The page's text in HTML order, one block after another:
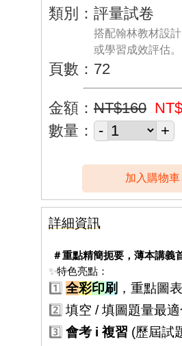
類別：評量試卷
搭配翰林教材設
或學習成效評估。
頁數：72
金額： NT$160
數量：
詳細資訊
＃重點精簡扼要，薄本講義
✨特色亮點：
1️⃣ 全彩印刷 ，重點圖
2️⃣ 填空 / 填圖題量最
3️⃣ 會考 i 複習 (歷屆試